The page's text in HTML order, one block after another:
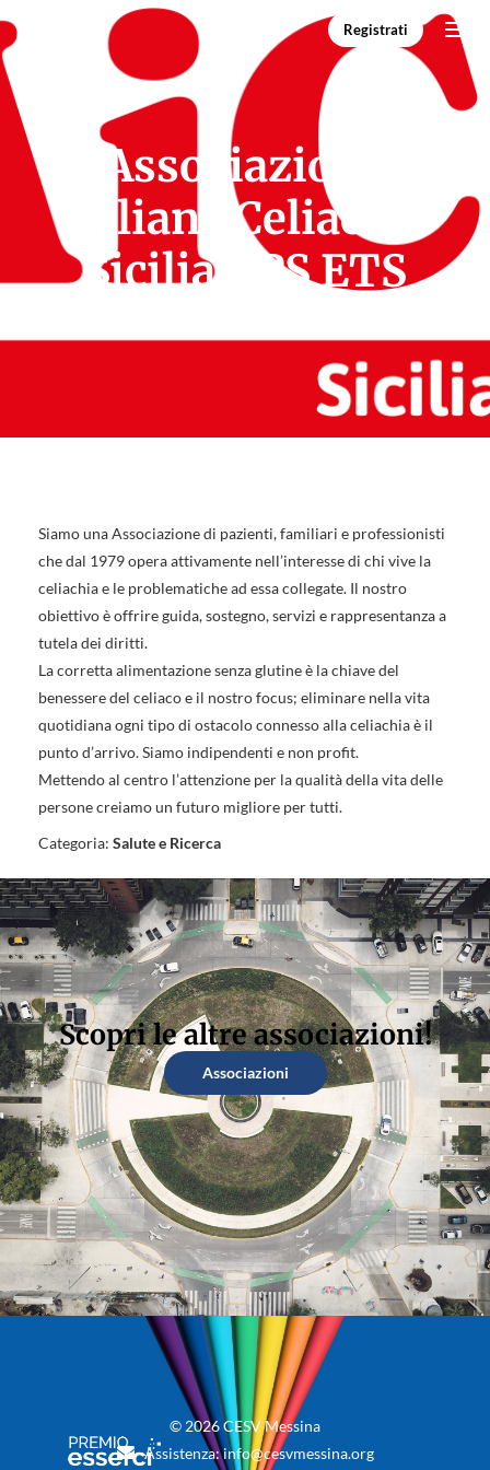
Registrati
Associazione
Italiana Celiachia
Sicilia APS ETS
Siamo una Associazione di pazienti, familiari e professionisti
che dal 1979 opera attivamente nell’interesse di chi vive la
celiachia e le problematiche ad essa collegate. Il nostro
obiettivo è offrire guida, sostegno, servizi e rappresentanza a
tutela dei diritti.
La corretta alimentazione senza glutine è la chiave del
benessere del celiaco e il nostro focus; eliminare nella vita
quotidiana ogni tipo di ostacolo connesso alla celiachia è il
punto d’arrivo. Siamo indipendenti e non profit.
Mettendo al centro l’attenzione per la qualità della vita delle
persone creiamo un futuro migliore per tutti.
Categoria: Salute e Ricerca
Scopri le altre associazioni!
Associazioni
© 2026 CESV Messina
Assistenza: info@cesvmessina.org